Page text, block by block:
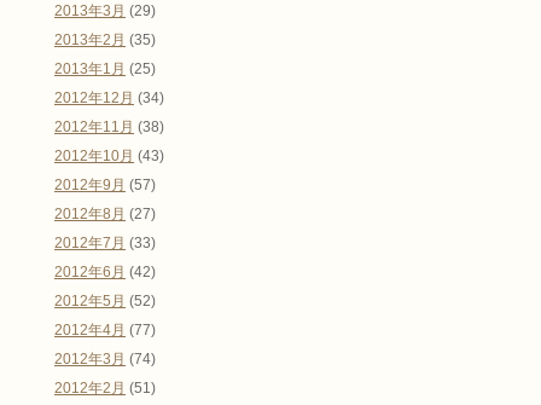
2013年3月 (29)
2013年2月 (35)
2013年1月 (25)
2012年12月 (34)
2012年11月 (38)
2012年10月 (43)
2012年9月 (57)
2012年8月 (27)
2012年7月 (33)
2012年6月 (42)
2012年5月 (52)
2012年4月 (77)
2012年3月 (74)
2012年2月 (51)